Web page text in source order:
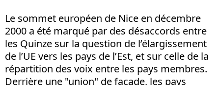
Le sommet européen de Nice en décembre
2000 a été marqué par des désaccords entre
les Quinze sur la question de l’élargissement
de l’UE vers les pays de l’Est, et sur celle de la
répartition des voix entre les pays membres.
Derrière une "union" de façade, les pays